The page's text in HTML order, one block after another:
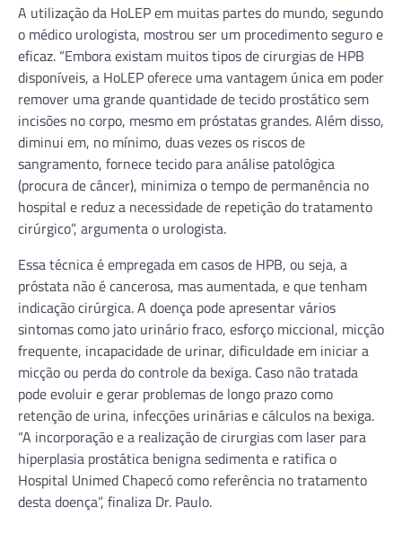
A utilização da HoLEP em muitas partes do mundo, segundo
o médico urologista, mostrou ser um procedimento seguro e
eficaz. “Embora existam muitos tipos de cirurgias de HPB
disponíveis, a HoLEP oferece uma vantagem única em poder
remover uma grande quantidade de tecido prostático sem
incisões no corpo, mesmo em próstatas grandes. Além disso,
diminui em, no mínimo, duas vezes os riscos de
sangramento, fornece tecido para análise patológica
(procura de câncer), minimiza o tempo de permanência no
hospital e reduz a necessidade de repetição do tratamento
cirúrgico”, argumenta o urologista.
Essa técnica é empregada em casos de HPB, ou seja, a
próstata não é cancerosa, mas aumentada, e que tenham
indicação cirúrgica. A doença pode apresentar vários
sintomas como jato urinário fraco, esforço miccional, micção
frequente, incapacidade de urinar, dificuldade em iniciar a
micção ou perda do controle da bexiga. Caso não tratada
pode evoluir e gerar problemas de longo prazo como
retenção de urina, infecções urinárias e cálculos na bexiga.
“A incorporação e a realização de cirurgias com laser para
hiperplasia prostática benigna sedimenta e ratifica o
Hospital Unimed Chapecó como referência no tratamento
desta doença”, finaliza Dr. Paulo.